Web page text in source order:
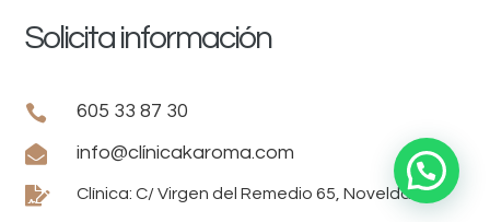
Solicita información
 605 33 87 30
 info@clínicakaroma.com
 Clínica: C/ Virgen del Remedio 65, Novelda